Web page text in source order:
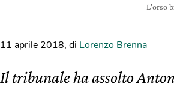
L'orso
11 aprile 2018, di Lorenzo Brenna
Il tribunale ha assolto